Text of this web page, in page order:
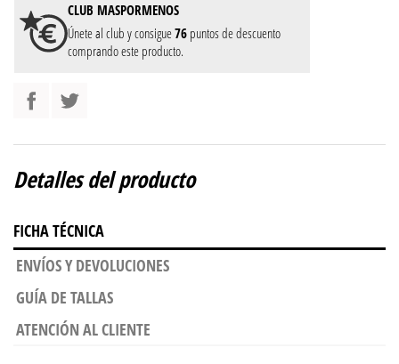
CLUB MASPORMENOS
Únete al club y consigue76 puntos de descuento
comprando este producto.
Detalles del producto
FICHA TÉCNICA
ENVÍOS Y DEVOLUCIONES
GUÍA DE TALLAS
ATENCIÓN AL CLIENTE